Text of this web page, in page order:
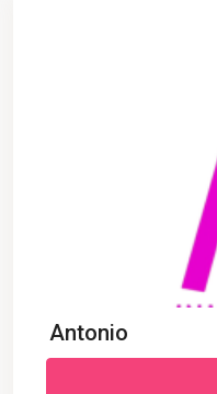
Antonio